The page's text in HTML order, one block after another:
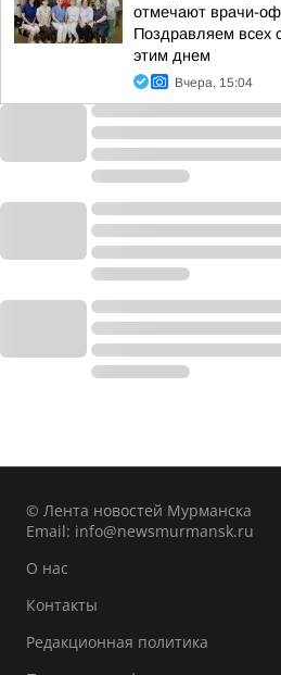
отмечают врачи-
Поздравляем всех
этим днем
Вчера, 15:04
© Лента новостей Мурманска
Email: info@newsmurmansk.ru
О нас
Контакты
Редакционная политика